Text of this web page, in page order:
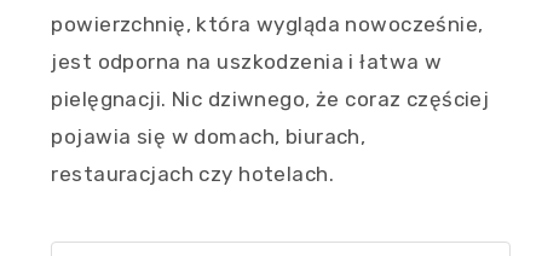
powierzchnię, która wygląda nowocześnie,
jest odporna na uszkodzenia i łatwa w
pielęgnacji. Nic dziwnego, że coraz częściej
pojawia się w domach, biurach,
restauracjach czy hotelach.